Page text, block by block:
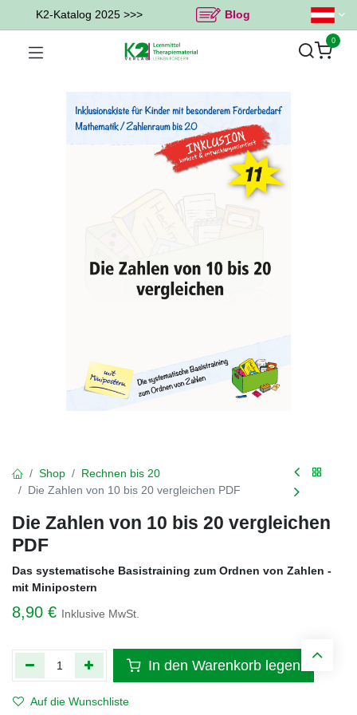
K2-Katalog 2025 >>> Blog
0
Shop
Rechnen bis 20
Die Zahlen von 10 bis 20 vergleichen PDF
Die Zahlen von 10 bis 20 vergleichen
PDF
Das systematische Basistraining zum Ordnen von Zahlen -
mit Minipostern
8,90 € Inklusive MwSt.
In den Warenkorb legen
Auf die Wunschliste